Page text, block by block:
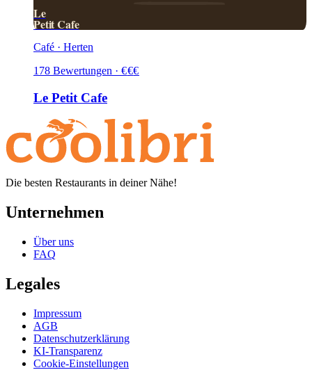
Le
Petit Cafe
Café · Herten
178 Bewertungen · €€€
Le Petit Cafe
Die besten Restaurants in deiner Nähe!
Unternehmen
Über uns
FAQ
Legales
Impressum
AGB
Datenschutzerklärung
KI-Transparenz
Cookie-Einstellungen